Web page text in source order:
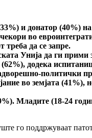
и донатор (40%)
во
треба да се запре.
Унија да ги
додека
политички
во земјата
Младите (18-24
го поддржуваат